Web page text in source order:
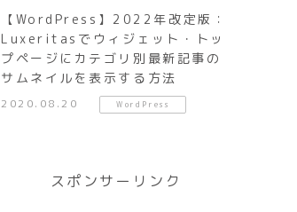
【WordPress】2022年改定版：
Luxeritasでウィジェット・トッ
プページにカテゴリ別最新記事の
サムネイルを表示する方法
2020.08.20 WordPress
スポンサーリンク